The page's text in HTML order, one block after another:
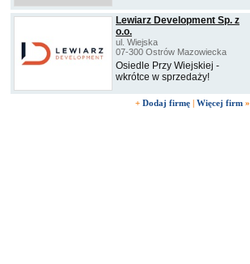
Lewiarz Development Sp. z
o.o.
ul. Wiejska
07-300 Ostrów Mazowiecka
Osiedle Przy Wiejskiej -
wkrótce w sprzedaży!
+ Dodaj firmę | Więcej firm »